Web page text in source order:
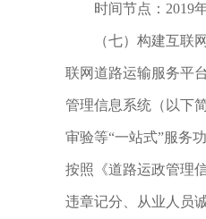
时间节点：2019年
（七）构建互联网
联网道路运输服务平
管理信息系统（以下
审验等“一站式”服务
按照《道路运政管理
违章记分、从业人员